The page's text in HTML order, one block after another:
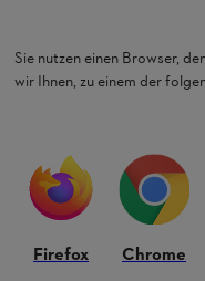
Sie nutzen einen Browser,
wir Ihnen, zu einem der
Firefox Chrome